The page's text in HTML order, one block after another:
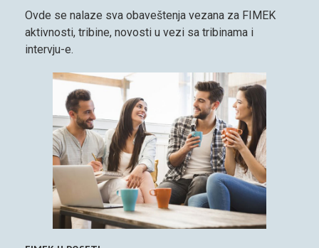
Ovde se nalaze sva obaveštenja vezana za FIMEK
aktivnosti, tribine, novosti u vezi sa tribinama i
intervju-e.